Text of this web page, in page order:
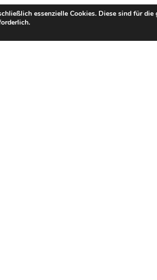
essenzielle Cookies. Diese sind für